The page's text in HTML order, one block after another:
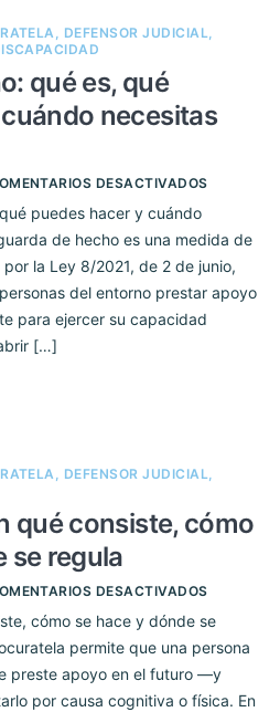
DEFENSOR JUDICIAL,
qué es, qué
necesitas
DESACTIVADOS
puedes hacer y cuándo
de hecho es una medida de
la Ley 8/2021, de 2 de junio,
del entorno prestar apoyo
para ejercer su capacidad
[…]
DEFENSOR JUDICIAL,
qué consiste, cómo
se regula
DESACTIVADOS
cómo se hace y dónde se
permite que una persona
preste apoyo en el futuro —y
por causa cognitiva o física. En